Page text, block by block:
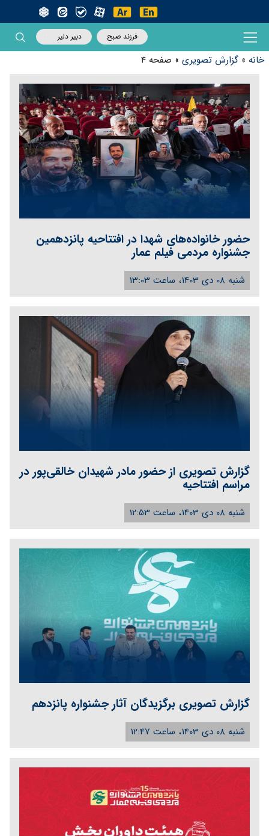
فرزند صبح دبیر دلیر
خانه » گزارش تصویری » صفحه 4
حضور خانواده‌های شهدا در افتتاحیه پانزدهمین
جشنواره مردمی فیلم عمار
شنبه 08 دی 1403، ساعت 13:03
گزارش تصویری از حضور مادر شهیدان خالقی‌پور در
مراسم افتتاحیه
شنبه 08 دی 1403، ساعت 12:53
گزارش تصویری برگزیدگان آثار جشنواره پانزدهم
شنبه 08 دی 1403، ساعت 12:47